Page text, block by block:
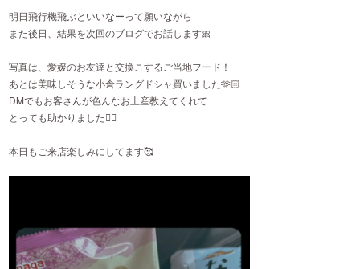
明日飛行機飛ぶといいなーって願いながら
また後日、結果を次回のブログでお話します🎀
写真は、愛媛のお友達と交換こするご当地フード！
あとは美味しそうな小倉ラングドシャ買いました🫶🏻
DMでもお客さんが色んなお土産教えてくれて
とっても助かりました👍🏻
本日もご来店楽しみにしてます🥰